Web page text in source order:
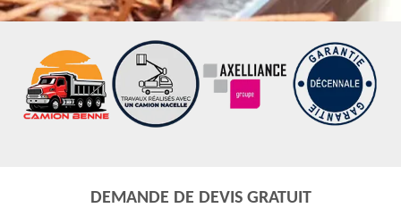
DEMANDE DE DEVIS GRATUIT